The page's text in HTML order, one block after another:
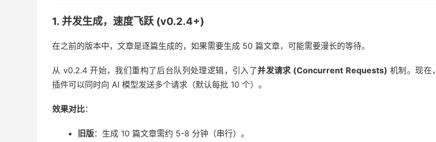
1. 并发生成，速度飞跃 (v0.2.4+)
在之前的版本中，文章是逐篇生成的，如果需要生成 50 篇文章，可能需要漫长的等待。
从 v0.2.4 开始，我们重构了后台队列处理逻辑，引入了并发请求 (Concurrent Requests) 机制。现在，
插件可以同时向 AI 模型发送多个请求（默认每批 10 个）。
效果对比：
旧版：生成 10 篇文章需约 5-8 分钟（串行）。